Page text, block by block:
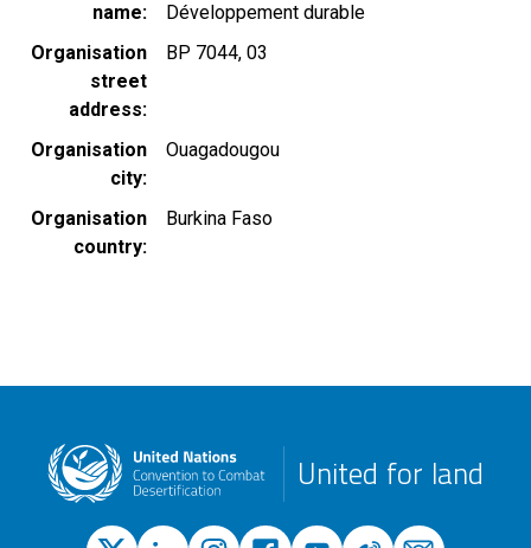
name
Développement durable
Organisation
street
address
BP 7044, 03
Organisation
city
Ouagadougou
Organisation
country
Burkina Faso
United for land